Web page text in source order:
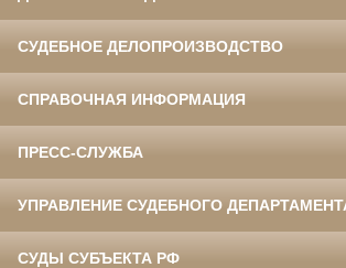
СУДЕБНОЕ ДЕЛОПРОИЗВОДСТВО
СПРАВОЧНАЯ ИНФОРМАЦИЯ
ПРЕСС-СЛУЖБА
УПРАВЛЕНИЕ СУДЕБНОГО
СУДЫ СУБЪЕКТА РФ